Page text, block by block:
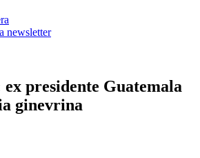
newsletter
ex presidente Guatemala
ginevrina